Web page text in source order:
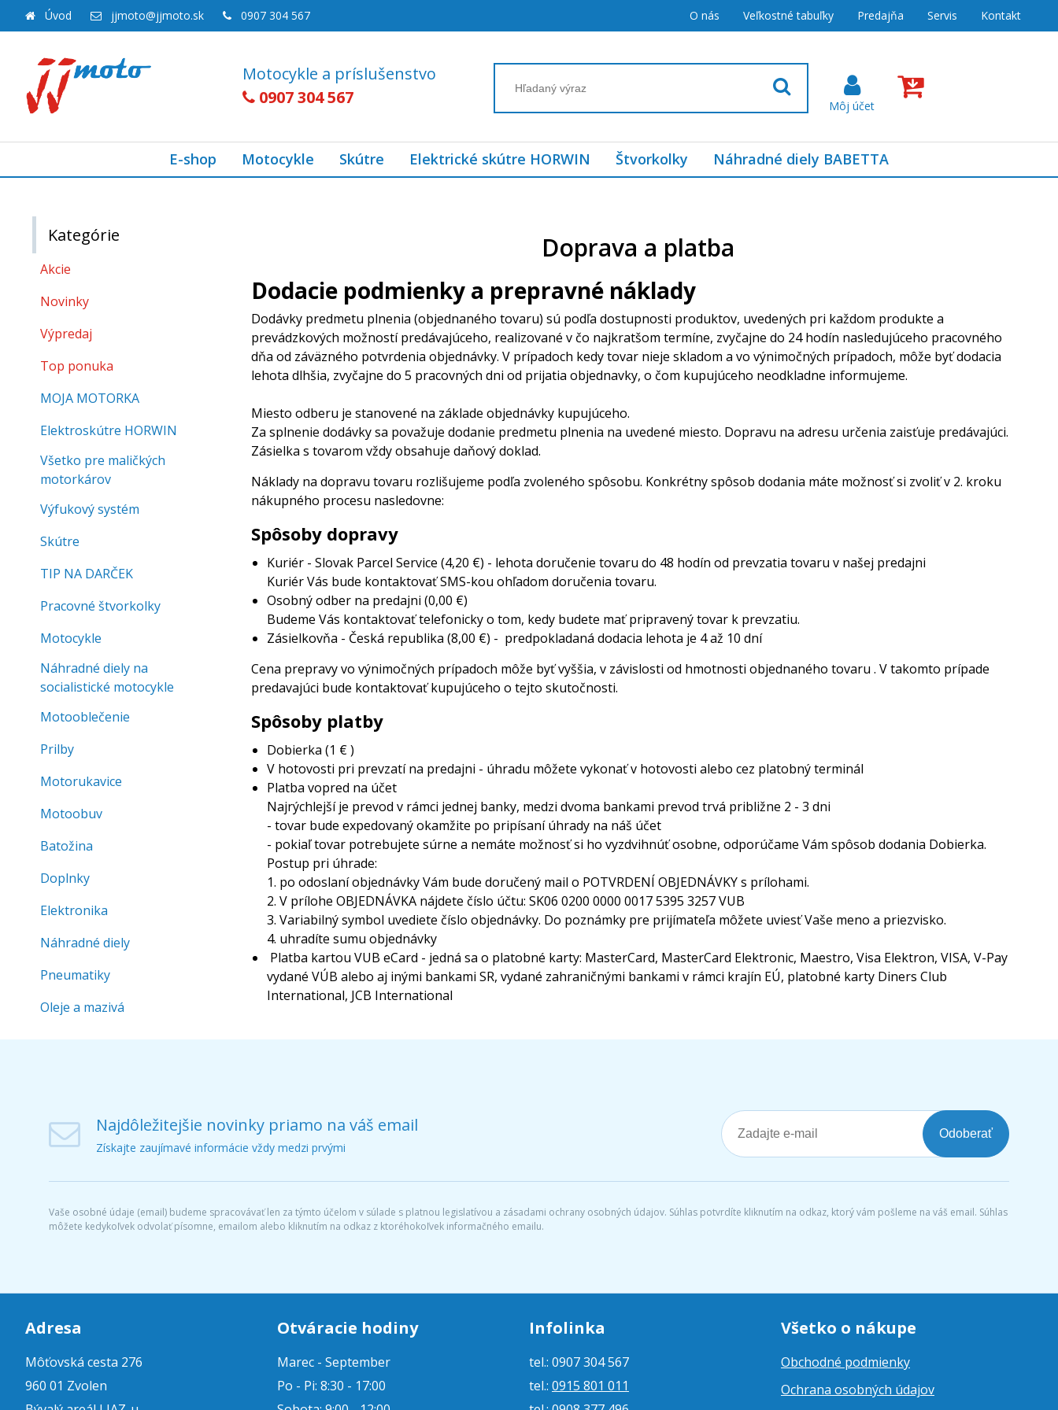
Motocykle a príslušenstvo
0907 304 567
Úvod jjmoto@jjmoto.sk 0907 304 567 O nás Veľkostné tabuľky Predajňa Servis Kontakt
E-shop Motocykle Skútre Elektrické skútre HORWIN Štvorkolky Náhradné diely BABETTA
Doprava a platba
Dodacie podmienky a prepravné náklady
Dodávky predmetu plnenia (objednaného tovaru) sú podľa dostupnosti produktov, uvedených pri každom produkte a
prevádzkových možností predávajúceho, realizované v čo najkratšom termíne, zvyčajne do 24 hodín nasledujúceho pracovného
dňa od záväzného potvrdenia objednávky. V prípadoch kedy tovar nieje skladom a vo výnimočných prípadoch, môže byť dodacia
lehota dlhšia, zvyčajne do 5 pracovných dni od prijatia objednavky, o čom kupujúceho neodkladne informujeme.
Miesto odberu je stanovené na základe objednávky kupujúceho.
Za splnenie dodávky sa považuje dodanie predmetu plnenia na uvedené miesto. Dopravu na adresu určenia zaisťuje predávajúci.
Zásielka s tovarom vždy obsahuje daňový doklad.
Náklady na dopravu tovaru rozlišujeme podľa zvoleného spôsobu. Konkrétny spôsob dodania máte možnosť si zvoliť v 2. kroku
nákupného procesu nasledovne:
Spôsoby dopravy
Kuriér - Slovak Parcel Service (4,20 €) - lehota doručenie tovaru do 48 hodín od prevzatia tovaru v našej predajni
Kuriér Vás bude kontaktovať SMS-kou ohľadom doručenia tovaru.
Osobný odber na predajni (0,00 €)
Budeme Vás kontaktovať telefonicky o tom, kedy budete mať pripravený tovar k prevzatiu.
Zásielkovňa - Česká republika (8,00 €) - predpokladaná dodacia lehota je 4 až 10 dní
Cena prepravy vo výnimočných prípadoch môže byť vyššia, v závislosti od hmotnosti objednaného tovaru . V takomto prípade
predavajúci bude kontaktovať kupujúceho o tejto skutočnosti.
Spôsoby platby
Dobierka (1 € )
V hotovosti pri prevzatí na predajni - úhradu môžete vykonať v hotovosti alebo cez platobný terminál
Platba vopred na účet
Najrýchlejší je prevod v rámci jednej banky, medzi dvoma bankami prevod trvá približne 2 - 3 dni
- tovar bude expedovaný okamžite po pripísaní úhrady na náš účet
- pokiaľ tovar potrebujete súrne a nemáte možnosť si ho vyzdvihnúť osobne, odporúčame Vám spôsob dodania Dobierka.
Postup pri úhrade:
1. po odoslaní objednávky Vám bude doručený mail o POTVRDENÍ OBJEDNÁVKY s prílohami.
2. V prílohe OBJEDNÁVKA nájdete číslo účtu: SK06 0200 0000 0017 5395 3257 VUB
3. Variabilný symbol uvediete číslo objednávky. Do poznámky pre prijímateľa môžete uviesť Vaše meno a priezvisko.
4. uhradíte sumu objednávky
Platba kartou VUB eCard - jedná sa o platobné karty: MasterCard, MasterCard Elektronic, Maestro, Visa Elektron, VISA, V-Pay
vydané VÚB alebo aj inými bankami SR, vydané zahraničnými bankami v rámci krajín EÚ, platobné karty Diners Club
International, JCB International
Kategórie
Akcie
Novinky
Výpredaj
Top ponuka
MOJA MOTORKA
Elektroskútre HORWIN
Všetko pre maličkých
motorkárov
Výfukový systém
Skútre
TIP NA DARČEK
Pracovné štvorkolky
Motocykle
Náhradné diely na
socialistické motocykle
Motooblečenie
Prilby
Motorukavice
Motoobuv
Batožina
Doplnky
Elektronika
Náhradné diely
Pneumatiky
Oleje a mazivá
Najdôležitejšie novinky priamo na váš email
Získajte zaujímavé informácie vždy medzi prvými
Odoberať
Vaše osobné údaje (email) budeme spracovávať len za týmto účelom v súlade s platnou legislatívou a zásadami ochrany osobných údajov. Súhlas potvrdíte kliknutím na odkaz, ktorý vám pošleme na váš email. Súhlas
môžete kedykoľvek odvolať písomne, emailom alebo kliknutím na odkaz z ktoréhokoľvek informačného emailu.
Adresa
Môťovská cesta 276
960 01 Zvolen
Otváracie hodiny
Marec - September
Po - Pi: 8:30 - 17:00
Infolinka
tel.: 0907 304 567
tel.: 0915 801 011
Všetko o nákupe
Obchodné podmienky
Ochrana osobných údajov